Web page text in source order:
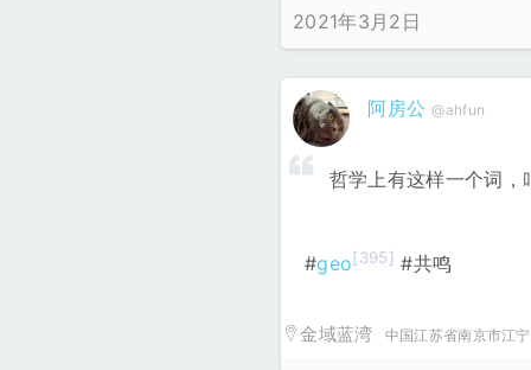
2021年3月2日
阿房公 @ahfun
哲学上有这样一个词，
#geo[395] #共鸣
金域蓝湾 中国江苏省南京市江